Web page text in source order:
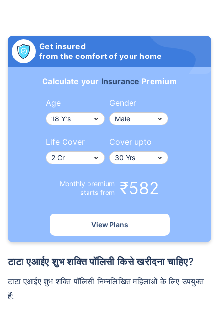
Get insured
from the comfort of your home
Calculate your Insurance Premium
Age Gender
Life Cover Cover upto
Monthly premium
starts from
₹582
View Plans
टाटा एआईए शुभ शक्ति पॉलिसी किसे खरीदना चाहिए?
टाटा एआईए शुभ शक्ति पॉलिसी निम्नलिखित महिलाओं के लिए उपयुक्त
हैं: